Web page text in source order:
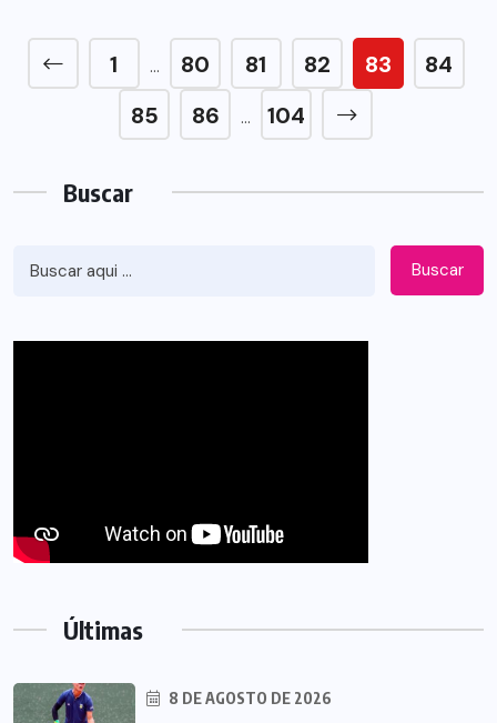
1 … 80 81 82 83
84
85
86 … 104
Buscar
Buscar
Últimas
8 DE AGOSTO DE 2026